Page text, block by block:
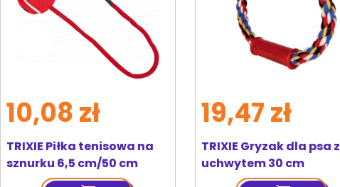
TRIXIE Piłka tenisowa na
sznurku 6,5 cm/50 cm
10,08 zł
TRIXIE Gryzak dla psa z
uchwytem 30 cm
19,47 zł